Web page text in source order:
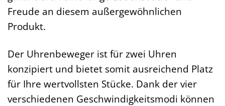
Freude an diesem außergewöhnlichen
Produkt.
Der Uhrenbeweger ist für zwei Uhren
konzipiert und bietet somit ausreichend Platz
für Ihre wertvollsten Stücke. Dank der vier
verschiedenen Geschwindigkeitsmodi können